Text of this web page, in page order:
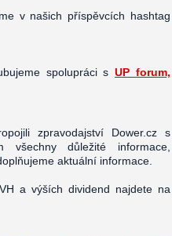
v našich příspěvcích hashtag
spolupráci sUP forum,
zpravodajství Dower.cz s
důležité informace,
aktuální informace.
a výších dividend najdete na